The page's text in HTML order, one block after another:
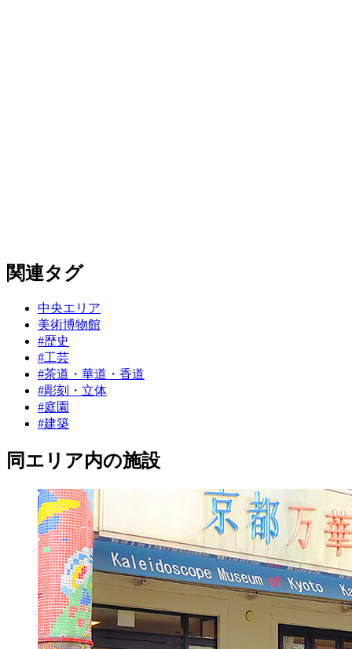
関連タグ
中央エリア
美術博物館
#歴史
#工芸
#茶道・華道・香道
#彫刻・立体
#庭園
#建築
同エリア内の施設